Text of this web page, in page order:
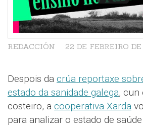
22 DE FEBREIRO
REDACCIÓN
Despois da crúa reportaxe
estado da sanidade galega, cun
costeiro, a cooperativa Xarda
para analizar o estado de